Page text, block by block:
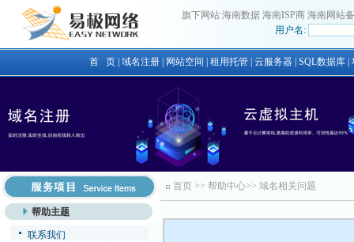
旗下网站:海南数据 海南ISP商 海南网站
用户名:
首 页 域名注册 网站空间 租用托管 云服务器 SQL数据库
帮助主题
联系我们
首页 >> 帮助中心>> 域名相关问题